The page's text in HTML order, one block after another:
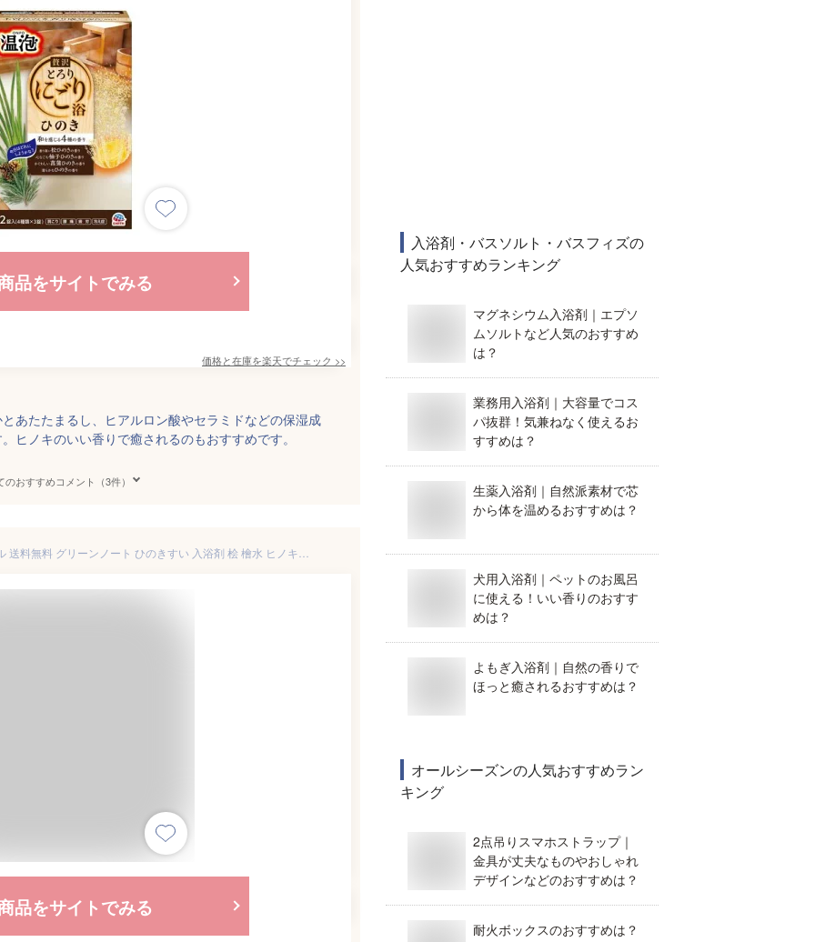
品をサイトでみる
価格と在庫を楽天でチェック >>
あたたまるし、ヒアルロン酸やセラミドなどの保湿成
ヒノキのいい香りで癒されるのもおすすめです。
のおすすめコメント（3件）
品をサイトでみる
入浴剤・バスソルト・バスフィズの
人気おすすめランキング
マグネシウム入浴剤｜エプソ
ムソルトなど人気のおすすめ
は？
業務用入浴剤｜大容量でコス
パ抜群！気兼ねなく使えるお
すすめは？
生薬入浴剤｜自然派素材で芯
から体を温めるおすすめは？
犬用入浴剤｜ペットのお風呂
に使える！いい香りのおすす
めは？
よもぎ入浴剤｜自然の香りで
ほっと癒されるおすすめは？
オールシーズンの人気おすすめラン
キング
2点吊りスマホストラップ｜
金具が丈夫なものやおしゃれ
デザインなどのおすすめは？
耐火ボックスのおすすめは？